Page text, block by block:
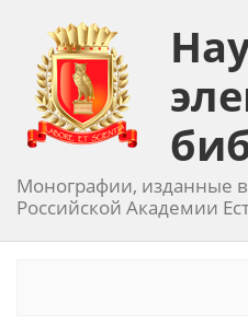
Монографии, изданные в
Российской Академии